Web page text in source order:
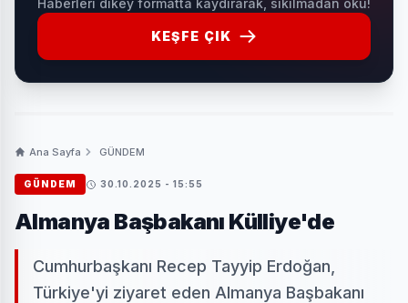
Haberleri dikey formatta kaydırarak, sıkılmadan oku!
KEŞFE ÇIK
Ana Sayfa GÜNDEM
GÜNDEM 30.10.2025 - 15:55
Almanya Başbakanı Külliye'de
Cumhurbaşkanı Recep Tayyip Erdoğan,
Türkiye'yi ziyaret eden Almanya Başbakanı